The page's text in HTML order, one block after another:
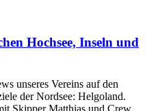
Hochsee, Inseln und
unseres Vereins auf den
der Nordsee: Helgoland.